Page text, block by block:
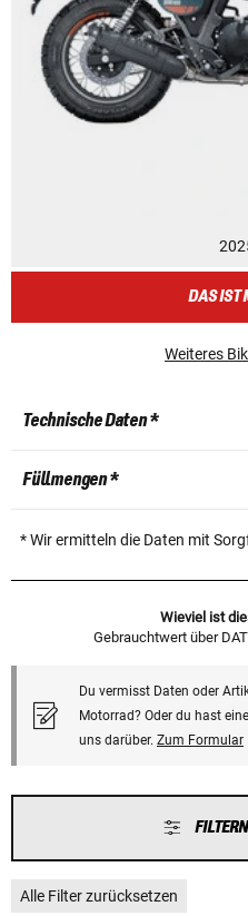
DAS IST
Weiteres
Technische Daten *
Füllmengen *
* Wir ermitteln die Daten mit
Wieviel ist
Gebrauchtwert über
Du vermisst Daten oder
Motorrad? Oder du hast
uns darüber. Zum Formular
Alle Filter zurücksetzen